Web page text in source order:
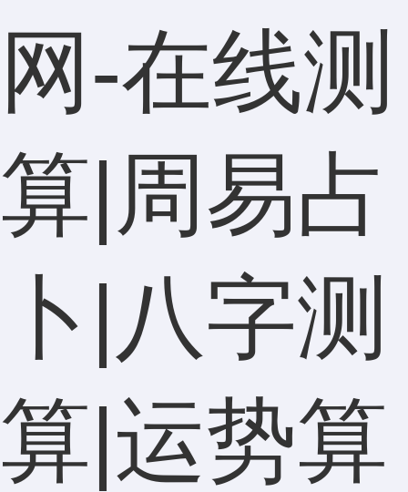
网-在线测
算|周易占
卜|八字测
算|运势算